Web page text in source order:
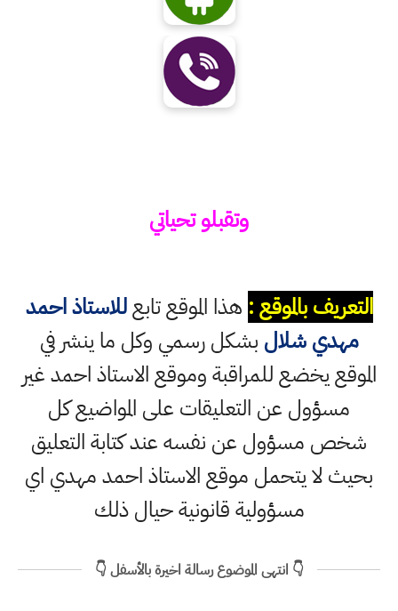
وتقبلو تحياتي
التعريف بالموقع : هذا الموقع تابعللاستاذ احمد
مهدي شلال بشكل رسمي وكل ما ينشر في
الموقع يخضع للمراقبة وموقع الاستاذ احمد غير
مسؤول عن التعليقات على المواضيع كل
شخص مسؤول عن نفسه عند كتابة التعليق
بحيث لا يتحمل موقع الاستاذ احمد مهدي اي
مسؤولية قانونية حيال ذلك
👇 انتهى الموضوع رسالة اخيرة بالأسفل 👇